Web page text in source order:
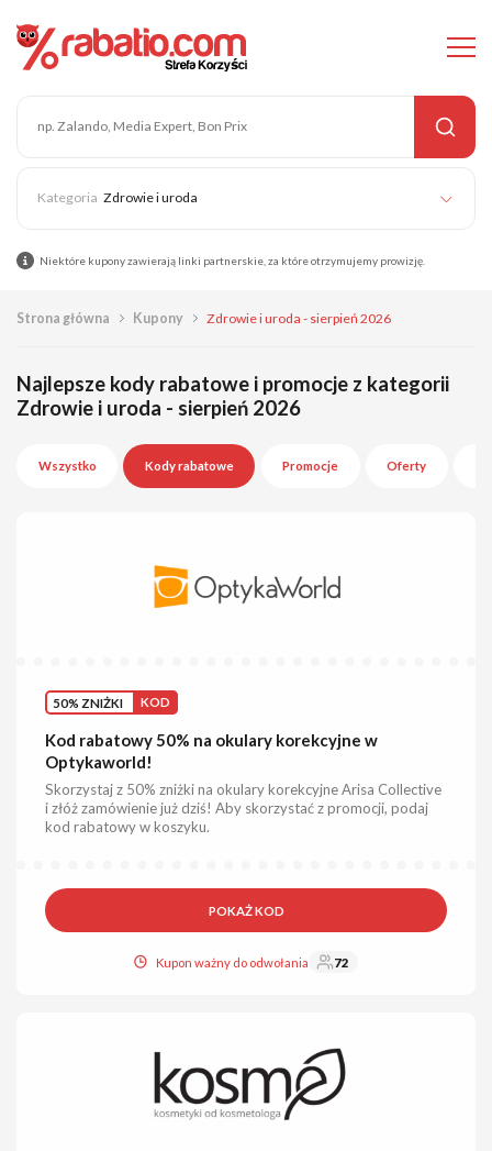
Zdrowie i uroda
Niektóre kupony zawierają linki partnerskie, za które otrzymujemy prowizję.
Strona główna Kupony Zdrowie i uroda - sierpień 2026
Najlepsze kody rabatowe i promocje z kategorii
Zdrowie i uroda - sierpień 2026
Wszystko Kody rabatowe Promocje Oferty
50% ZNIŻKI KOD
Kod rabatowy 50% na okulary korekcyjne w
Optykaworld!
Skorzystaj z 50% zniżki na okulary korekcyjne Arisa Collective
i złóż zamówienie już dziś! Aby skorzystać z promocji, podaj
kod rabatowy w koszyku.
POKAŻ KOD
Kupon ważny do odwołania 72